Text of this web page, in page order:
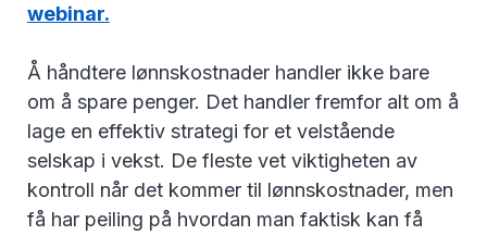
webinar.
Å håndtere lønnskostnader handler ikke bare
om å spare penger. Det handler fremfor alt om å
lage en effektiv strategi for et velstående
selskap i vekst. De fleste vet viktigheten av
kontroll når det kommer til lønnskostnader, men
få har peiling på hvordan man faktisk kan få